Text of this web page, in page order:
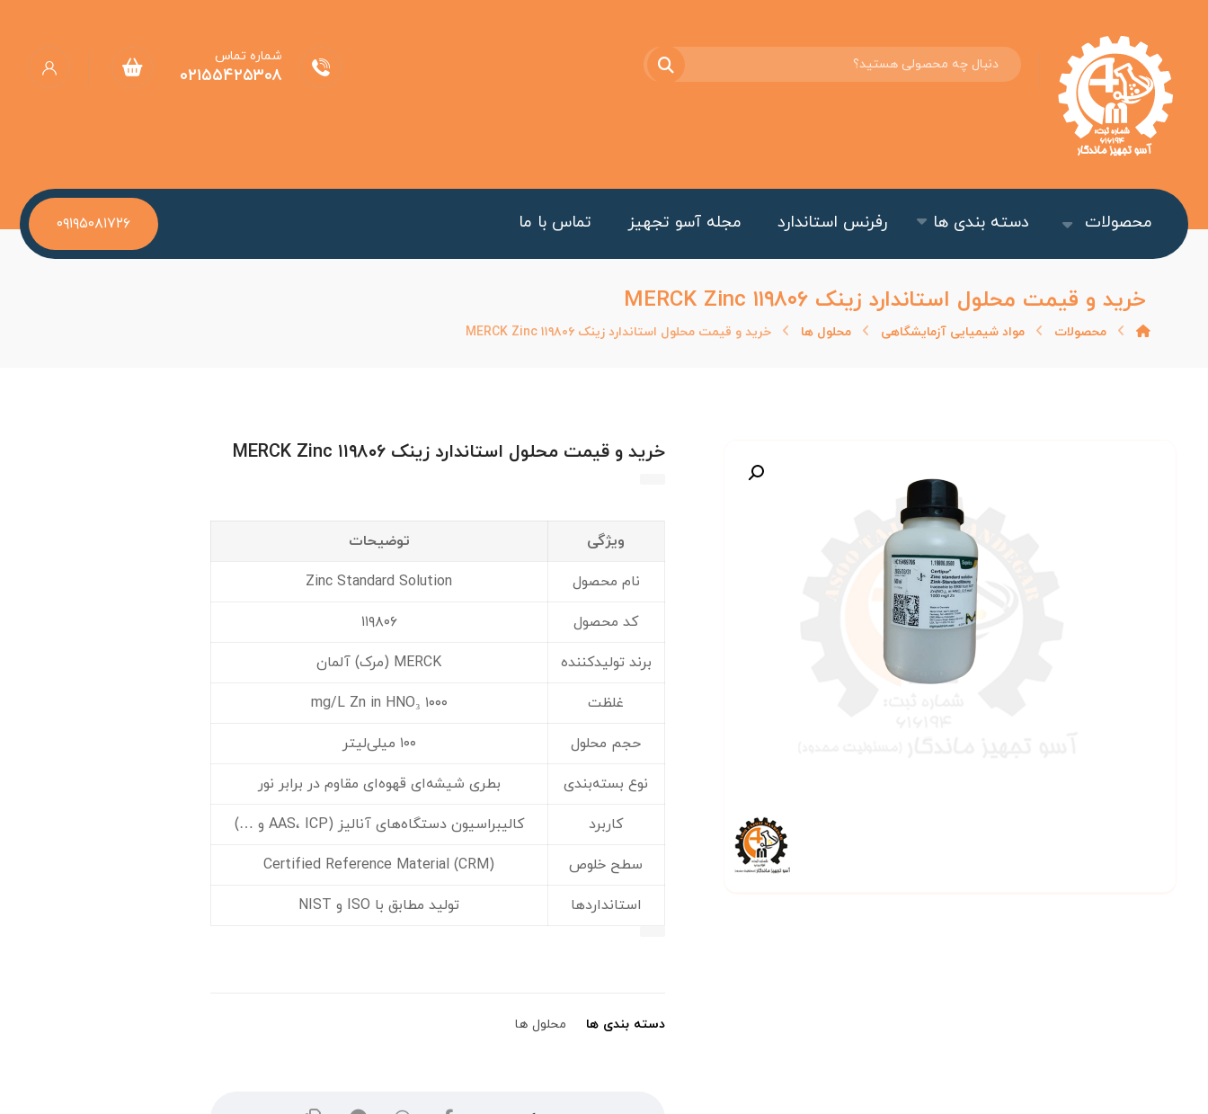
شماره تماس
۰۲۱۵۵۴۲۵۳۰۸
محصولات دسته بندی ها رفرنس استاندارد مجله آسو تجهیز تماس با ما ۰۹۱۹۵۰۸۱۷۲۶
خرید و قیمت محلول استاندارد زینک MERCK Zinc ۱۱۹۸۰۶
محصولات مواد شیمیایی آزمایشگاهی محلول ها خرید و قیمت محلول استاندارد زینک MERCK Zinc ۱۱۹۸۰۶
خرید و قیمت محلول استاندارد زینک MERCK Zinc ۱۱۹۸۰۶
ویژگی توضیحات
نام محصول Zinc Standard Solution
کد محصول ۱۱۹۸۰۶
برند تولیدکننده MERCK (مرک) آلمان
غلظت ۱۰۰۰ mg/L Zn in HNO₃
حجم محلول ۱۰۰ میلی‌لیتر
نوع بسته‌بندی بطری شیشه‌ای قهوه‌ای مقاوم در برابر نور
کاربرد کالیبراسیون دستگاه‌های آنالیز (AAS، ICP و …)
سطح خلوص Certified Reference Material (CRM)
استانداردها تولید مطابق با ISO و NIST
دسته بندی ها محلول ها